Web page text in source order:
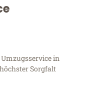
in
Sorgfalt